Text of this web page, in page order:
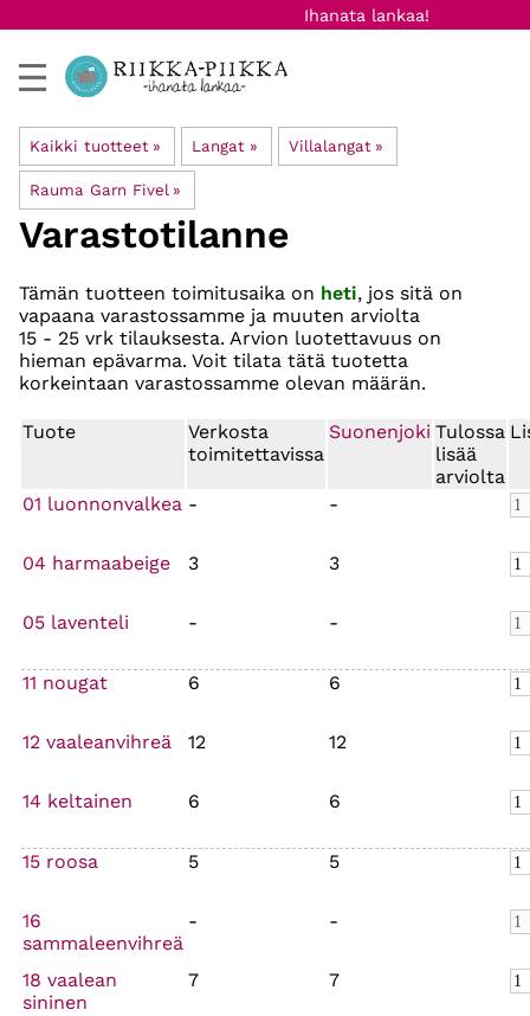
Ihanata lankaa!
Kaikki tuotteet ‪» Langat ‪» Villalangat ‪»
Rauma Garn Fivel ‪»
Varastotilanne
Tämän tuotteen toimitusaika on heti, jos sitä on
vapaana varastossamme ja muuten arviolta
15 - 25 vrk tilauksesta. Arvion luotettavuus on
hieman epävarma. Voit tilata tätä tuotetta
korkeintaan varastossamme olevan määrän.
Tuote
Verkosta
toimitettavissa
Suonenjoki Tulossa
lisää
arviolta
01 luonnonvalkea - -
04 harmaabeige 3 3
05 laventeli - -
11 nougat 6 6
12 vaaleanvihreä 12 12
14 keltainen 6 6
15 roosa 5 5
16
sammaleenvihreä
- -
18 vaalean
sininen
7 7